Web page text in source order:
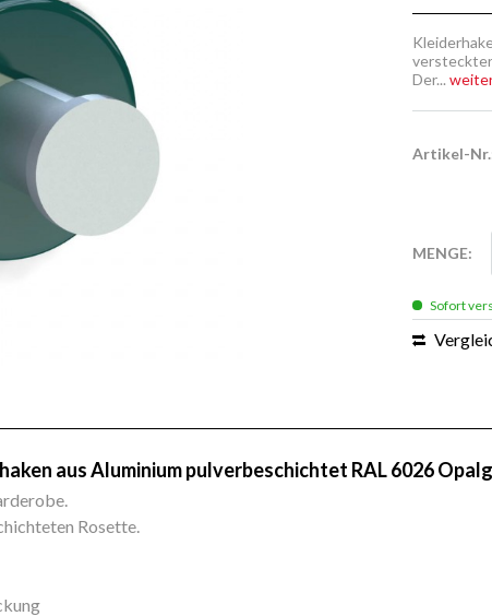
Der...
Artikel-
MENGE:
Sofort
aus Aluminium pulverbeschichtet RAL 6026
Rosette.